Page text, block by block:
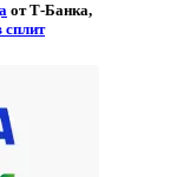
от Т-Банка,
сплит